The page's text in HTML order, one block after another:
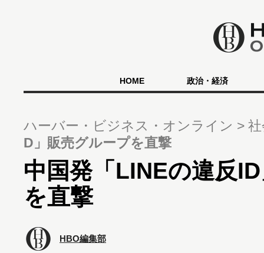
HOME 政治・経済
ハーバー・ビジネス・オンライン
D」販売グループを直撃
中国発「LINEの違反
を直撃
HBO編集部